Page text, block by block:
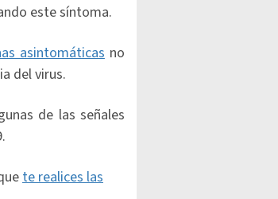
este síntoma.
asintomáticasno
del virus.
de las señales
te realices las